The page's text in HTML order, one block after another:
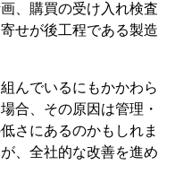
、購買の受け入れ検査
せが後工程である製造
んでいるにもかかわら
合、その原因は管理・
さにあるのかもしれま
、全社的な改善を進め